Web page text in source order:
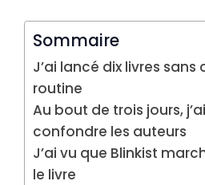
Sommaire
J’ai lancé dix livres
routine
Au bout de trois jours,
confondre les auteurs
J’ai vu que Blinkist
le livre